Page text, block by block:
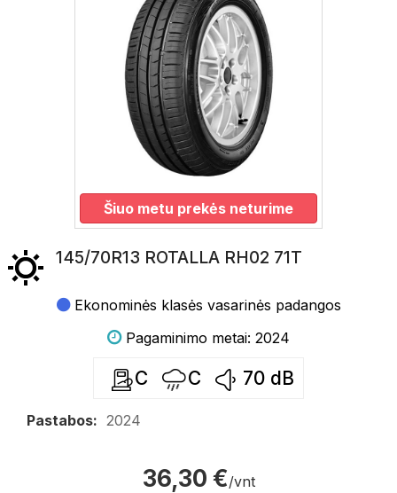
Šiuo metu prekės neturime
145/70R13 ROTALLA RH02 71T
Ekonominės klasės vasarinės padangos
Pagaminimo metai: 2024
C C 70 dB
Pastabos: 2024
36,30 €/vnt